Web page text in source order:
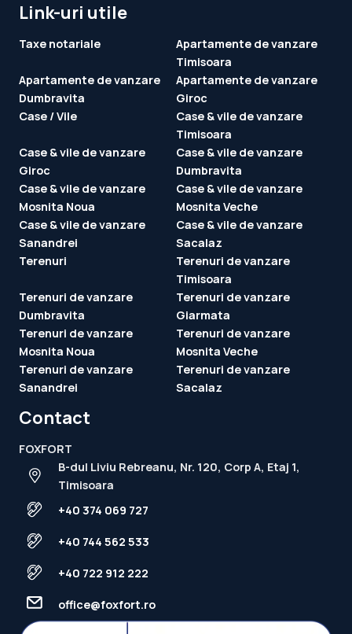
Link-uri utile
Taxe notariale
Apartamente de vanzare
Timisoara
Apartamente de vanzare
Dumbravita
Apartamente de vanzare
Giroc
Case / Vile
Case & vile de vanzare
Timisoara
Case & vile de vanzare
Giroc
Case & vile de vanzare
Dumbravita
Case & vile de vanzare
Mosnita Noua
Case & vile de vanzare
Mosnita Veche
Case & vile de vanzare
Sanandrei
Case & vile de vanzare
Sacalaz
Terenuri
Terenuri de vanzare
Timisoara
Terenuri de vanzare
Dumbravita
Terenuri de vanzare
Giarmata
Terenuri de vanzare
Mosnita Noua
Terenuri de vanzare
Mosnita Veche
Terenuri de vanzare
Sanandrei
Terenuri de vanzare
Sacalaz
Contact
FOXFORT
B-dul Liviu Rebreanu, Nr. 120, Corp A, Etaj 1,
Timisoara
+40 374 069 727
+40 744 562 533
+40 722 912 222
office@foxfort.ro